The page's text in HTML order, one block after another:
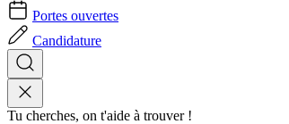
Portes ouvertes
Candidature
Tu cherches, on t'aide à trouver !